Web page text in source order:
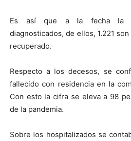
Es así que a la fecha la
diagnosticados, de ellos, 1.221
recuperado.
Respecto a los decesos, se
fallecido con residencia en la
Con esto la cifra se eleva a 98
de la pandemia.
Sobre los hospitalizados se